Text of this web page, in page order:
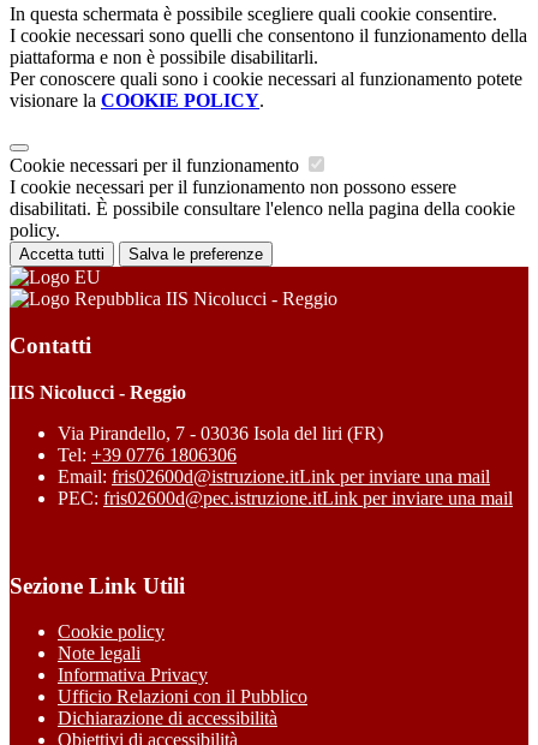
In questa schermata è possibile scegliere quali cookie consentire.
I cookie necessari sono quelli che consentono il funzionamento della
piattaforma e non è possibile disabilitarli.
Per conoscere quali sono i cookie necessari al funzionamento potete
visionare la COOKIE POLICY.
Cookie necessari per il funzionamento
I cookie necessari per il funzionamento non possono essere
disabilitati. È possibile consultare l'elenco nella pagina della cookie
policy.
Accetta tutti Salva le preferenze
IIS Nicolucci - Reggio
Contatti
IIS Nicolucci - Reggio
Via Pirandello, 7 - 03036 Isola del liri (FR)
Tel: +39 0776 1806306
Email: fris02600d@istruzione.itLink per inviare una mail
PEC: fris02600d@pec.istruzione.itLink per inviare una mail
Sezione Link Utili
Cookie policy
Note legali
Informativa Privacy
Ufficio Relazioni con il Pubblico
Dichiarazione di accessibilità
Obiettivi di accessibilità